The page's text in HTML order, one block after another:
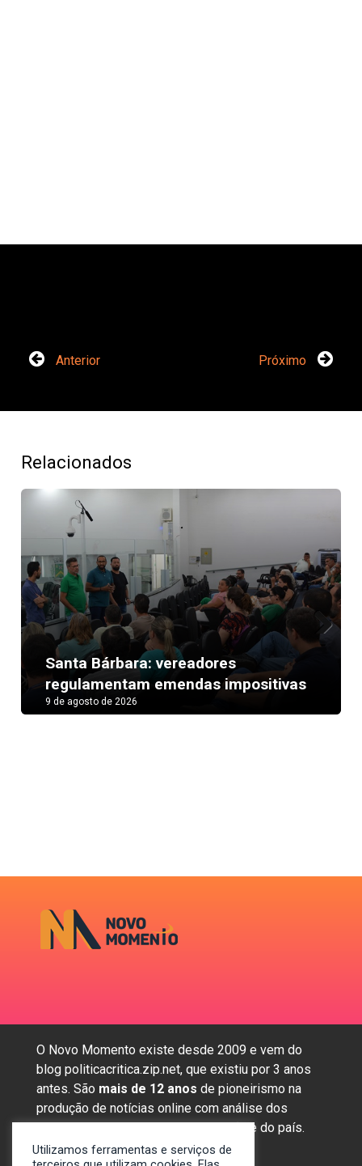
Anterior Próximo
Relacionados
Santa Bárbara: vereadores
regulamentam emendas impositivas
9 de agosto de 2026
O Novo Momento existe desde 2009 e vem do
blog politicacritica.zip.net, que existiu por 3 anos
antes. São mais de 12 anos de pioneirismo na
produção de notícias online com análise dos
assuntos mais importantes da região e do país.
Utilizamos ferramentas e serviços de